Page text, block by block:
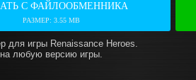
С ФАЙЛООБМЕННИКА
РАЗМЕР: 3.55 MB
для игры Renaissance Heroes.
любую версию игры.